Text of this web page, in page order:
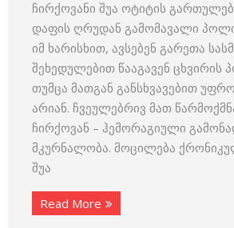
ჩირქოვანი შუა ოტიტის
დაფის ღრუდან გამომავალი
იმ ხარისხით, ავსებენ გარეთა
შეხედულებით წააგავენ ცხვირის
თუმცა მათგან განსხვავებით
არიან. ჩვეულებრივ მათ
ჩირქოვან – ჰემორაგიული
მკურნალობა. მოცილება
შუა
Read More